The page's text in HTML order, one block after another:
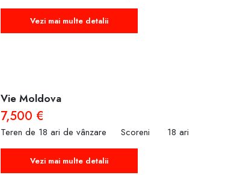
Vezi mai multe detalii
Vie Moldova
7,500 €
Teren de 18 ari de vânzare Scoreni 18 ari
Vezi mai multe detalii